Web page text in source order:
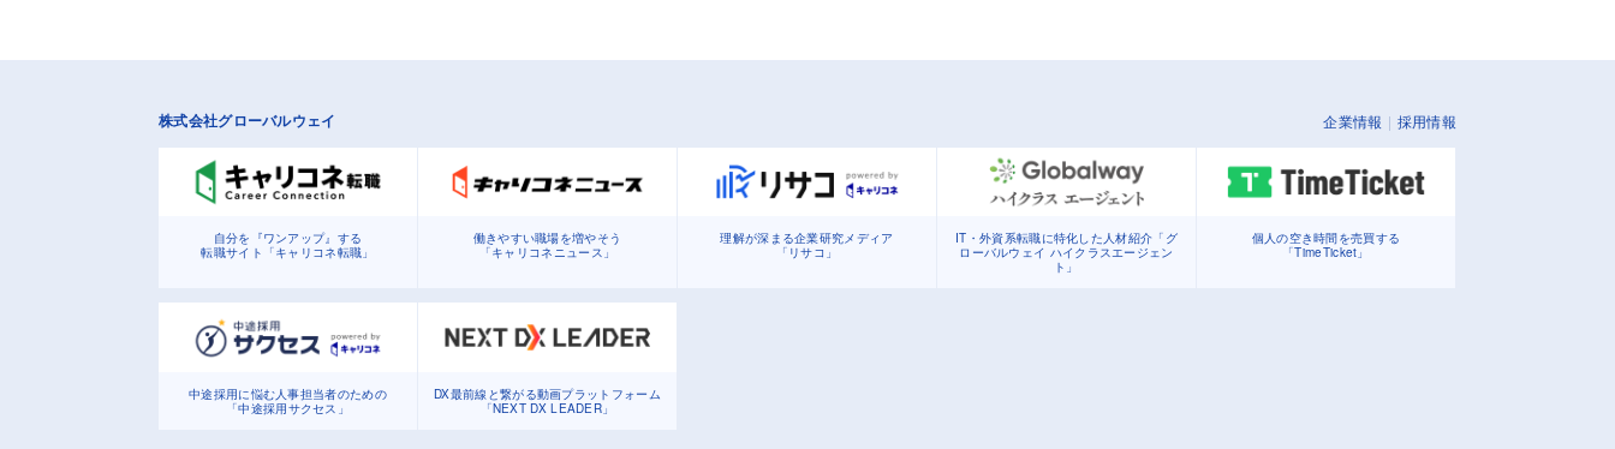
株式会社グローバルウェイ 企業情報 採用情報
自分を『ワンアップ』する
転職サイト「キャリコネ転職」
働きやすい職場を増やそう
「キャリコネニュース」
理解が深まる企業研究メディア
「リサコ」
IT・外資系転職に特化した人材紹介「グ
ローバルウェイ ハイクラスエージェン
ト」
個人の空き時間を売買する
「TimeTicket」
中途採用に悩む人事担当者のための
「中途採用サクセス」
DX最前線と繋がる動画プラットフォーム
「NEXT DX LEADER」